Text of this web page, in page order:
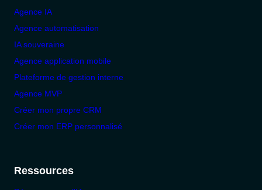
Agence IA
Agence automatisation
IA souveraine
Agence application mobile
Plateforme de gestion interne
Agence MVP
Créer mon propre CRM
Créer mon ERP personnalisé
Ressources